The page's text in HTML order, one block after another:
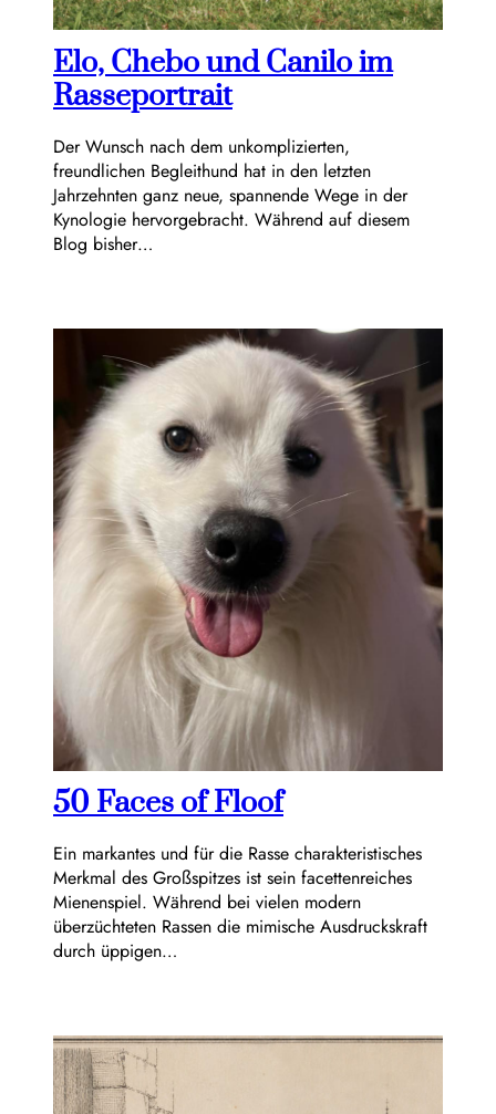
Elo, Chebo und Canilo im
Rasseportrait
Der Wunsch nach dem unkomplizierten,
freundlichen Begleithund hat in den letzten
Jahrzehnten ganz neue, spannende Wege in der
Kynologie hervorgebracht. Während auf diesem
Blog bisher…
50 Faces of Floof
Ein markantes und für die Rasse charakteristisches
Merkmal des Großspitzes ist sein facettenreiches
Mienenspiel. Während bei vielen modern
überzüchteten Rassen die mimische Ausdruckskraft
durch üppigen…